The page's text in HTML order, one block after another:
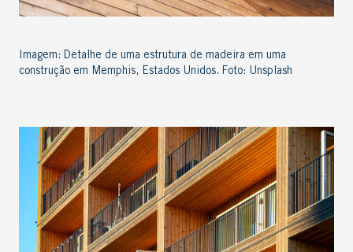
Imagem: Detalhe de uma estrutura de madeira em uma
construção em Memphis, Estados Unidos. Foto: Unsplash